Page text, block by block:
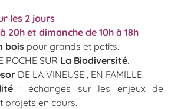
les 2 jours
20h et dimanche de 10h à 18h
bois pour grands et petits.
POCHE SUR La Biodiversité.
DE LA VINEUSE , EN FAMILLE.
: échanges sur les enjeux de
projets en cours.